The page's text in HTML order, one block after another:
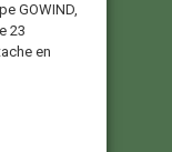
GOWIND,
23
en